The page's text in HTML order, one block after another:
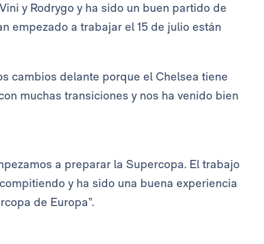
y Rodrygo y ha sido un buen partido de
empezado a trabajar el 15 de julio están
cambios delante porque el Chelsea tiene
muchas transiciones y nos ha venido bien
a preparar la Supercopa. El trabajo
y ha sido una buena experiencia
de Europa”.